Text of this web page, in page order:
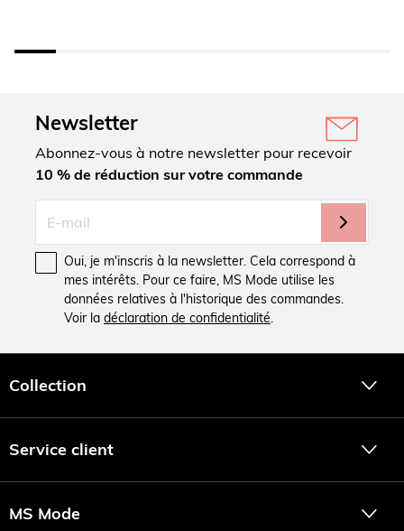
Newsletter
Abonnez-vous à notre newsletter pour recevoir
10 % de réduction sur votre commande
Oui, je m'inscris à la newsletter. Cela correspond à
mes intérêts. Pour ce faire, MS Mode utilise les
données relatives à l'historique des commandes.
Voir la déclaration de confidentialité.
Collection
Service client
MS Mode